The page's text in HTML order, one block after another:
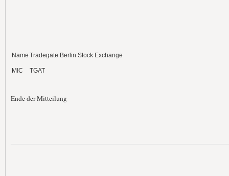
Name Tradegate Berlin Stock Exchange
MIC TGAT
Ende der Mitteilung